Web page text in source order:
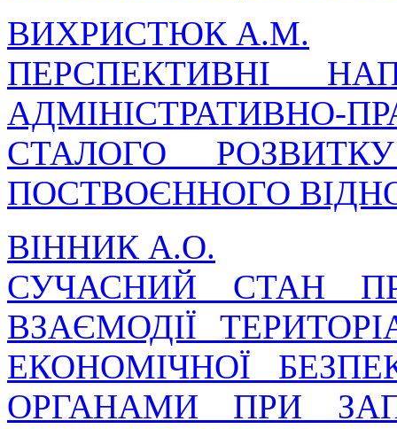
ВИХРИСТЮК А.М.
ПЕРСПЕКТИВНІ
АДМІНІСТРАТИВНО-
СТАЛОГО
ПОСТВОЄННОГО
ВІННИК А.О.
СУЧАСНИЙ СТАН
ВЗАЄМОДІЇ
ЕКОНОМІЧНОЇ
ОРГАНАМИ ПРИ